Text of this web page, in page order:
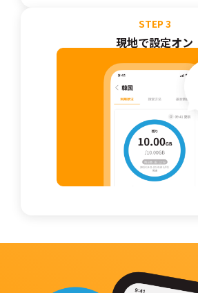
STEP 3
現地で設定オン